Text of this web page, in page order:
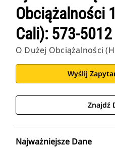
Obciążalności
Cali): 573-5012
O Dużej Obciążalności
Wyślij
Znajdź
Najważniejsze Dane